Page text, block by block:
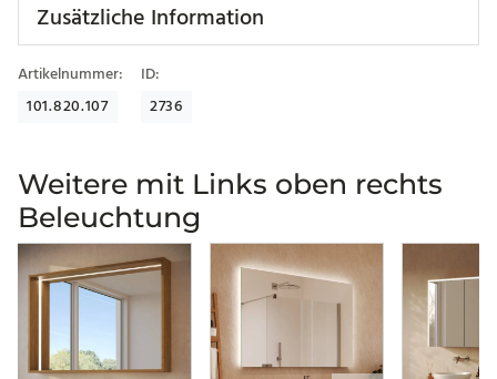
Zusätzliche Information
Artikelnummer:
101.820.107
ID:
2736
Weitere mit Links oben rechts
Beleuchtung